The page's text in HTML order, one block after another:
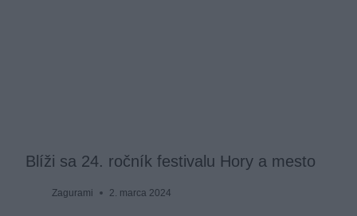
Blíži sa 24. ročník festivalu Hory a mesto
Zagurami 2. marca 2024